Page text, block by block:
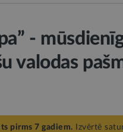
-
valodas
pirms 7 gadiem. Izvērtē